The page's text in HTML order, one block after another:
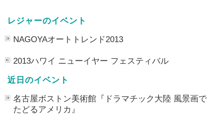
レジャーのイベント
NAGOYAオートトレンド2013
2013ハワイ ニューイヤー フェスティバル
近日のイベント
名古屋ボストン美術館『ドラマチック大陸 風景画で
たどるアメリカ』